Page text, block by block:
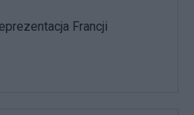
Francji